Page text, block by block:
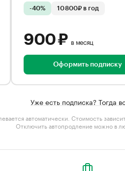
-40% 10 800₽ в год
900 ₽ в месяц
Оформить подписку
Уже есть подписка? Тогда
автоматически. Стоимость
Отключить автопродление можно в